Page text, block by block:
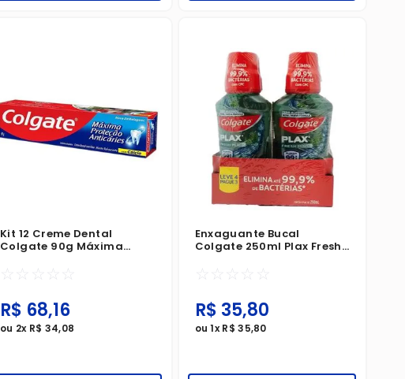
Kit 12 Creme Dental
Colgate 90g Máxima
☆ ☆ ☆ ☆ ☆
R$ 68,16
ou 2x R$ 34,08
Enxaguante Bucal
Colgate 250ml Plax Fresh
☆ ☆ ☆ ☆ ☆
R$ 35,80
ou1xR$ 35,80